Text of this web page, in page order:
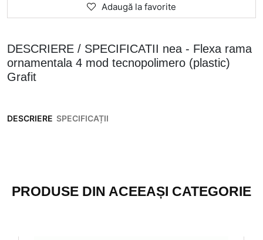
Adaugă la favorite
DESCRIERE / SPECIFICATII nea - Flexa rama
ornamentala 4 mod tecnopolimero (plastic)
Grafit
DESCRIERE SPECIFICAȚII
PRODUSE DIN ACEEAȘI CATEGORIE